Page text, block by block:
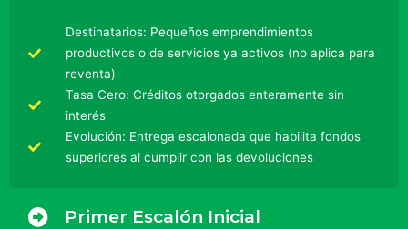
Destinatarios: Pequeños emprendimientos
productivos o de servicios ya activos (no aplica para
reventa)
Tasa Cero: Créditos otorgados enteramente sin
interés
Evolución: Entrega escalonada que habilita fondos
superiores al cumplir con las devoluciones
Primer Escalón Inicial